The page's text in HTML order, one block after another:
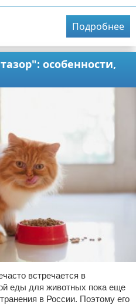
Подробнее
особенности,
встречается в
еды для животных пока еще
в России. Поэтому его